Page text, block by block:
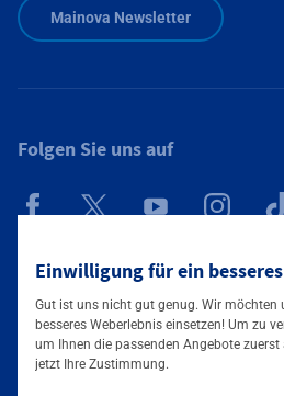
Einwilligung für ein
Gut ist uns nicht gut genug. Wir möchten
besseres Weberlebnis einsetzen! Um zu
um Ihnen die passenden Angebote
jetzt Ihre Zustimmung.
Mainova Newsletter
Folgen Sie uns auf
Mainova App